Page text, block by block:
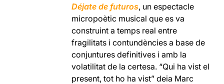
Déjate de futuros, un espectacle
micropoètic musical que es va
construint a temps real entre
fragilitats i contundències a base de
conjuntures definitives i amb la
volatilitat de la certesa. “Qui ha vist el
present, tot ho ha vist” deia Marc